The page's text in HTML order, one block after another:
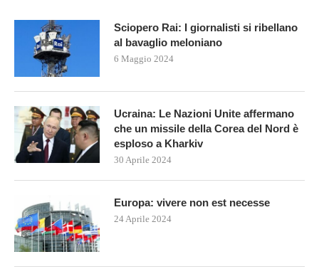
Sciopero Rai: I giornalisti si ribellano
al bavaglio meloniano
6 Maggio 2024
Ucraina: Le Nazioni Unite affermano
che un missile della Corea del Nord è
esploso a Kharkiv
30 Aprile 2024
Europa: vivere non est necesse
24 Aprile 2024